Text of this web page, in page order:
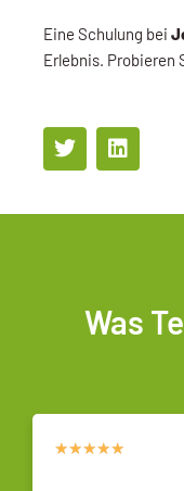
Eine Schulung bei
Erlebnis. Probieren
Was
★★★★★